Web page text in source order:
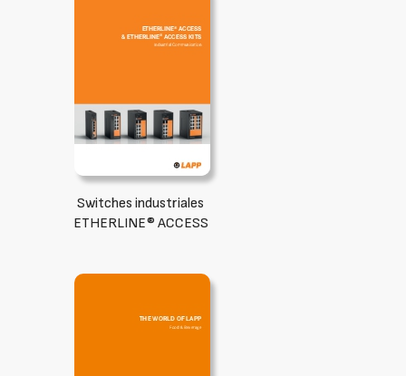
Switches industriales
ETHERLINE® ACCESS